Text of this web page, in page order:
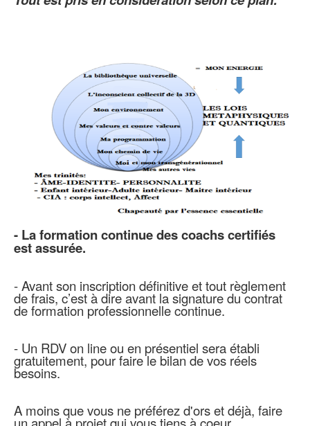
- La formation continue des coachs certifiés
est assurée.
- Avant son inscription définitive et tout règlement
de frais, c’est à dire avant la signature du contrat
de formation professionnelle continue.
- Un RDV on line ou en présentiel sera établi
gratuitement, pour faire le bilan de vos réels
besoins.
A moins que vous ne préférez d'ors et déjà, faire
un appel à projet qui vous tiens à coeur.